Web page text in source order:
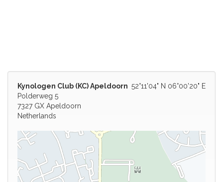
52°11'04" N 06°00'20" E
Kynologen Club (KC) Apeldoorn
Polderweg 5
7327 GX Apeldoorn
Netherlands